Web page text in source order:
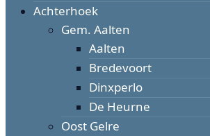
Achterhoek
Gem. Aalten
Aalten
Bredevoort
Dinxperlo
De Heurne
Oost Gelre